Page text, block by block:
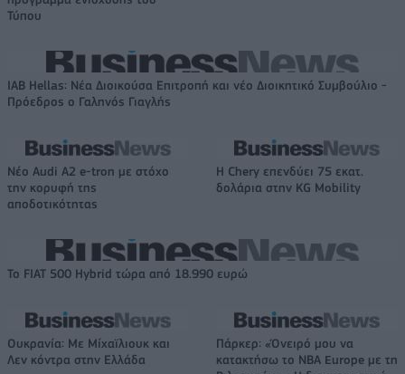
Τύπου
IAB Hellas: Νέα Διοικούσα Επιτροπή και νέο Διοικητικό Συμβούλιο -
Πρόεδρος ο Γαληνός Γιαγλής
Νέο Audi A2 e-tron με στόχο
την κορυφή της
αποδοτικότητας
Η Chery επενδύει 75 εκατ.
δολάρια στην KG Mobility
Το FIAT 500 Hybrid τώρα από 18.990 ευρώ
Ουκρανία: Με Μίχαϊλιουκ και
Λεν κόντρα στην Ελλάδα
Πάρκερ: «Όνειρό μου να
κατακτήσω το ΝΒΑ Europe με τη